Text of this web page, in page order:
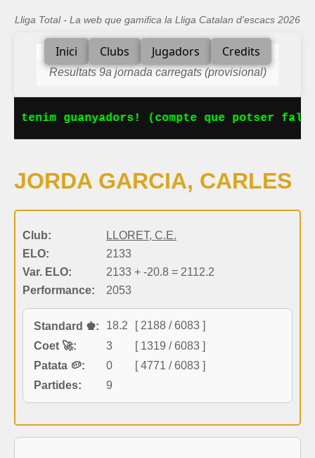
Lliga Total - La web que gamifica la Lliga Catalan d'escacs 2026
Inici Clubs Jugadors Credits
Resultats 9a jornada carregats (provisional)
tenim guanyadors! (compte que potser
JORDA GARCIA, CARLES
Club:
LLORET, C.E.
ELO:
2133
Var. ELO:
2133 + -20.8 = 2112.2
Performance:
2053
Standard ♚: 18.2
[ 2188 / 6083 ]
Coet 🚀:
3
[ 1319 / 6083 ]
Patata 🥔:
0
[ 4771 / 6083 ]
Partides:
9